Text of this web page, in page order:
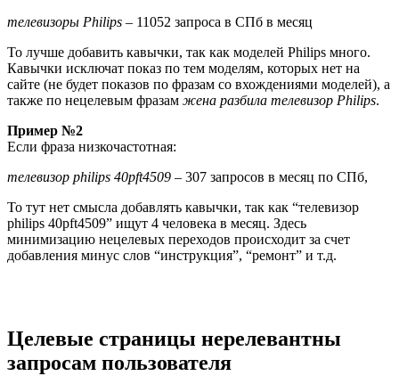
телевизоры Philips – 11052 запроса в СПб в месяц
То лучше добавить кавычки, так как моделей Philips много.
Кавычки исключат показ по тем моделям, которых нет на
сайте (не будет показов по фразам со вхождениями моделей), а
также по нецелевым фразам жена разбила телевизор Philips.
Пример №2
Если фраза низкочастотная:
телевизор philips 40pft4509 – 307 запросов в месяц по СПб,
То тут нет смысла добавлять кавычки, так как “телевизор
philips 40pft4509” ищут 4 человека в месяц. Здесь
минимизацию нецелевых переходов происходит за счет
добавления минус слов “инструкция”, “ремонт” и т.д.
Целевые страницы нерелевантны
запросам пользователя